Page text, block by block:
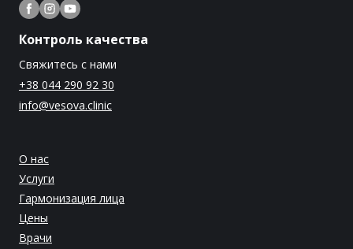
Контроль качества
Свяжитесь с нами
+38 044 290 92 30
info@vesova.clinic
О нас
Услуги
Гармонизация лица
Цены
Врачи